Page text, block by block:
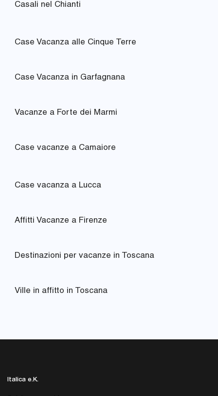
Casali nel Chianti
Case Vacanza alle Cinque Terre
Case Vacanza in Garfagnana
Vacanze a Forte dei Marmi
Case vacanze a Camaiore
Case vacanza a Lucca
Affitti Vacanze a Firenze
Destinazioni per vacanze in Toscana
Ville in affitto in Toscana
Italica e.K.